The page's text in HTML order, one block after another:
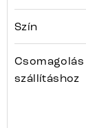
Szín
Csomagolás
szállításhoz